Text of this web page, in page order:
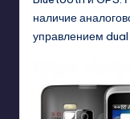
наличие
управлением